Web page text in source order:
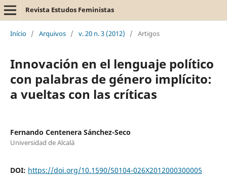
Revista Estudos Feministas
Início / Arquivos / v. 20 n. 3 (2012) / Artigos
Innovación en el lenguaje político
con palabras de género implícito:
a vueltas con las críticas
Fernando Centenera Sánchez-Seco
Universidad de Alcalá
DOI: https://doi.org/10.1590/S0104-026X2012000300005